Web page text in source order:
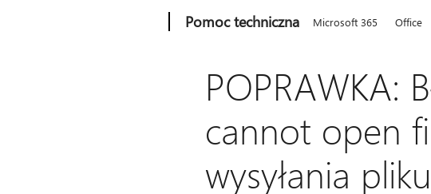
Pomoc techniczna Microsoft 365 Office
POPRAWKA:
cannot open
wysyłania